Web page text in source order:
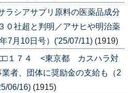
ラシアサプリ原料の医薬品成分
０社超と判明／アサヒや明治薬
7月10日号）('25/07/11) (1919)
□□１７４ <東京都 カスハラ対
者、団体に奨励金の支給も（2
06/16) (1915)